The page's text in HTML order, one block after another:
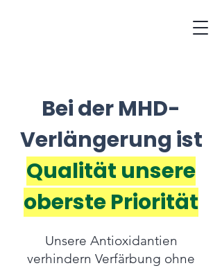
Bei der MHD-
Verlängerung ist
Qualität unsere
oberste Priorität
Unsere Antioxidantien
verhindern Verfärbung ohne